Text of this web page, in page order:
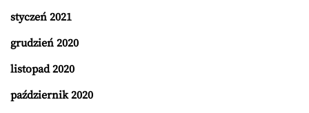
styczeń 2021
grudzień 2020
listopad 2020
październik 2020